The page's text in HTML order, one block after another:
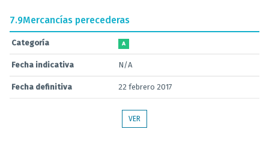
7.9Mercancías perecederas
Categoría A
Fecha indicativa N/A
Fecha definitiva 22 febrero 2017
VER